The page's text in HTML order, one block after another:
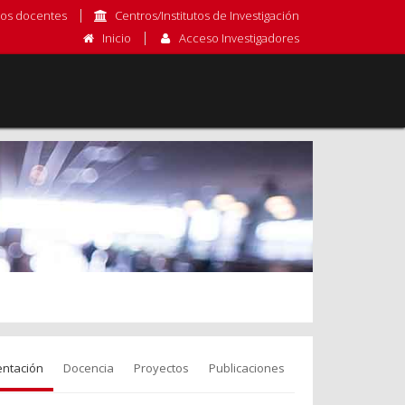
docentes
Centros/Institutos de Investigación
Inicio
Acceso Investigadores
Docencia Proyectos Publicaciones